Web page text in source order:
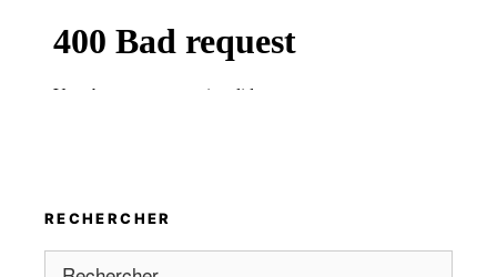
RECHERCHER
Rechercher :